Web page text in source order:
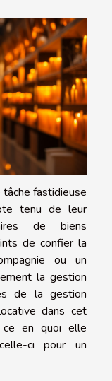
fastidieuse
tenu de leur
de biens
de confier la
ou un
la gestion
de la gestion
dans cet
en quoi elle
ci pour un